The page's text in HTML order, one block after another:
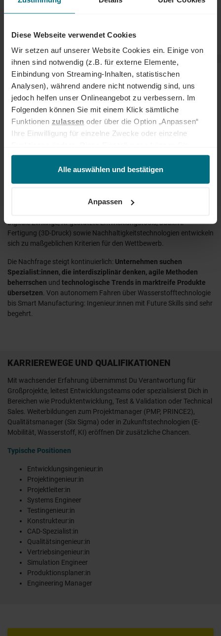
Diese Webseite verwendet Cookies
Wir setzen auf unserer Website Cookies ein. Einige von
ihnen sind notwendig (z.B. für externe Elemente,
Einbindung von Streaming-Inhalten, statistischen
Analysen), während andere nicht notwendig sind, uns
jedoch helfen unser Onlineangebot zu verbessern. Im
Folgenden können Sie mit einem Klick sämtliche
Funktionen zulassen oder über die Option „Anpassen“
Ihre Einwilligung für einzelne Zwecke oder einzelne
jederzeit über unserenCookie-Hinweisaufrufen
und/oder nachträglich jederzeit anpassen. Weitere
Informationen erhalten Sie über unseren
Alle auswählen und bestätigen
Anpassen
EINSATZFELDER UND BRANCHEN
Engineering-Spezialist:innen sind in vielen Industrien gefragt. Ein
besonders großer Bedarf besteht in der Automobilindustrie, im
Maschinenbau, in der Energietechnik (Windkraft, Photovoltaik,
Wasserstoff), in der Luft- und Raumfahrt, in der Medizintechnik
ZUKUNFT UND TRENDS
Die Entwicklungen von Industrie 4.0, Elektrifizierung und
Digitale Zwillinge, KI-gestützte Entwicklungstools, additive
Fertigung (3D-Druck) sowie Nachhaltigkeitstechnologien entwickeln
sich zu maßgeblichen Kriterien für den Wettbewerb.
Die Nachfrage steigt kontinuierlich: Unternehmen suchen
Spezialist:innen, die interdisziplinär denken, agile Methoden
beherrschen und technologische Trends in marktreife Produkte
übersetzen. Von autonomem Fahren über Wasserstofftechnologie
bis Smart Manufacturing: Ingenieur:innen mit Future Skills sind sehr
begehrt.
KARRIEREWEGE UND QUALIFIKATIONEN
Mit wachsender Erfahrung übernimmst Du Verantwortung für
Großprojekte, leitest Entwicklungsteams oder spezialisierst Dich in
Bereichen wie Produktentwicklung, Test & Validation oder Technical
Sales. Weiterbildungen zum Projektmanager (PMP, PRINCE2),
Qualitätsmanager (Six Sigma) oder in Zukunftstechnologien (E-
Mobilität, Wasserstoff, KI) eröffnen Dir zusätzliche Chancen.
Typische Positionen
Entwicklungsingenieur:in
Projektingenieur:in
Projektleiter:in
Systems Engineer
Testingenieur:in
Konstrukteur:in
CAD-Spezialist:in
Qualitätsingenieur:in
Vertriebsingenieur:in
Simulation Engineer
Produktionsplaner:in
Engineering Manager